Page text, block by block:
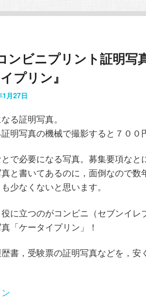
ンビニプリント証明写
プリン』
1月27日
る証明写真。
明写真の機械で撮影すると７００
で必要になる写真。募集要項なと
と書いてあるのに，面倒なので数
少なくないと思います。
に立つのがコンビニ（セブンイレ
「ケータイプリン」！
書，受験票の証明写真などを，安